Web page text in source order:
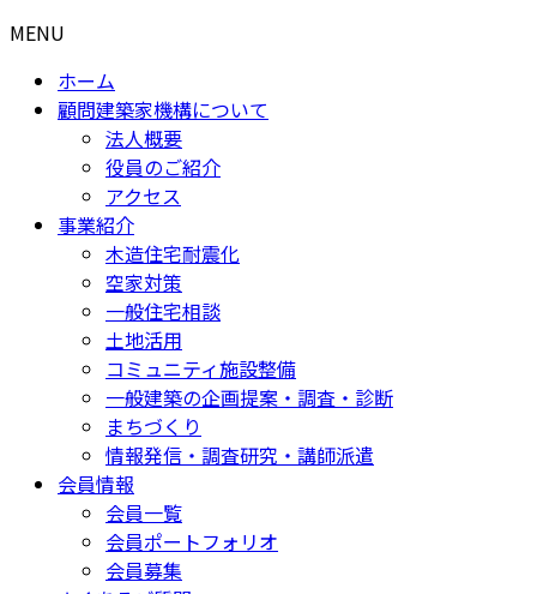
MENU
ホーム
顧問建築家機構について
法人概要
役員のご紹介
アクセス
事業紹介
木造住宅耐震化
空家対策
一般住宅相談
土地活用
コミュニティ施設整備
一般建築の企画提案・調査・診断
まちづくり
情報発信・調査研究・講師派遣
会員情報
会員一覧
会員ポートフォリオ
会員募集